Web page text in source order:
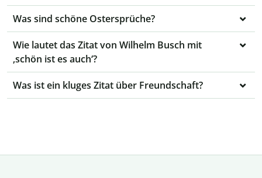
Was sind schöne Ostersprüche?
Wie lautet das Zitat von Wilhelm Busch mit
‚schön ist es auch‘?
Was ist ein kluges Zitat über Freundschaft?